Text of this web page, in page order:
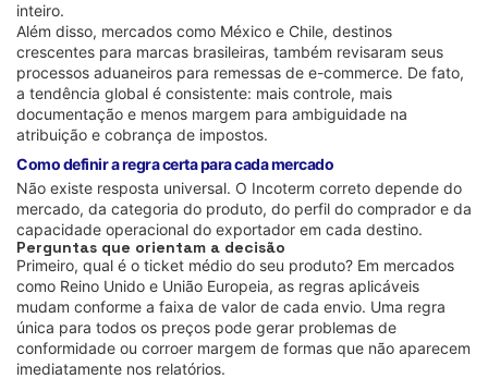
inteiro.
Além disso, mercados como México e Chile, destinos
crescentes para marcas brasileiras, também revisaram seus
processos aduaneiros para remessas de e-commerce. De fato,
a tendência global é consistente: mais controle, mais
documentação e menos margem para ambiguidade na
atribuição e cobrança de impostos.
Como definir a regra certa para cada mercado
Não existe resposta universal. O Incoterm correto depende do
mercado, da categoria do produto, do perfil do comprador e da
capacidade operacional do exportador em cada destino.
Perguntas que orientam a decisão
Primeiro, qual é o ticket médio do seu produto? Em mercados
como Reino Unido e União Europeia, as regras aplicáveis
mudam conforme a faixa de valor de cada envio. Uma regra
única para todos os preços pode gerar problemas de
conformidade ou corroer margem de formas que não aparecem
imediatamente nos relatórios.